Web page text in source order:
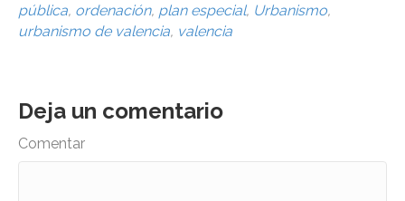
pública, ordenación, plan especial, Urbanismo,
urbanismo de valencia, valencia
Deja un comentario
Comentar